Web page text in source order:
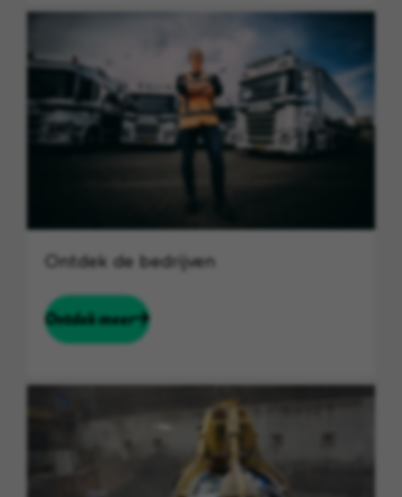
Ontdek de bedrijven
Ontdek meer